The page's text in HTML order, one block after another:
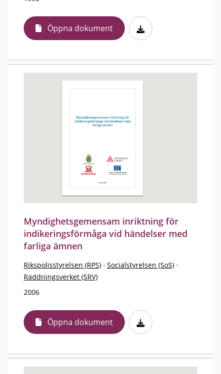
Öppna dokument
Myndighetsgemensam inriktning för
indikeringsförmåga vid händelser med
farliga ämnen
Rikspolisstyrelsen (RPS) · Socialstyrelsen (SoS) ·
Räddningsverket (SRV)
2006
Öppna dokument